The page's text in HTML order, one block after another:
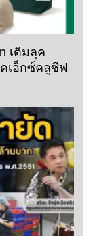
เติมลุค
เอ็กซ์คลูซีฟ